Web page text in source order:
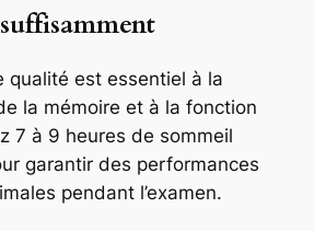
qualité est essentiel à la
la mémoire et à la fonction
7 à 9 heures de sommeil
garantir des performances
pendant l’examen.